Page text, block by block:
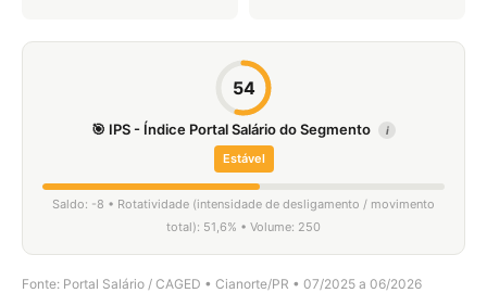
54
🎯 IPS - Índice Portal Salário do Segmento i
Estável
Saldo: -8 • Rotatividade (intensidade de desligamento / movimento
total): 51,6% • Volume: 250
Fonte: Portal Salário / CAGED • Cianorte/PR • 07/2025 a 06/2026